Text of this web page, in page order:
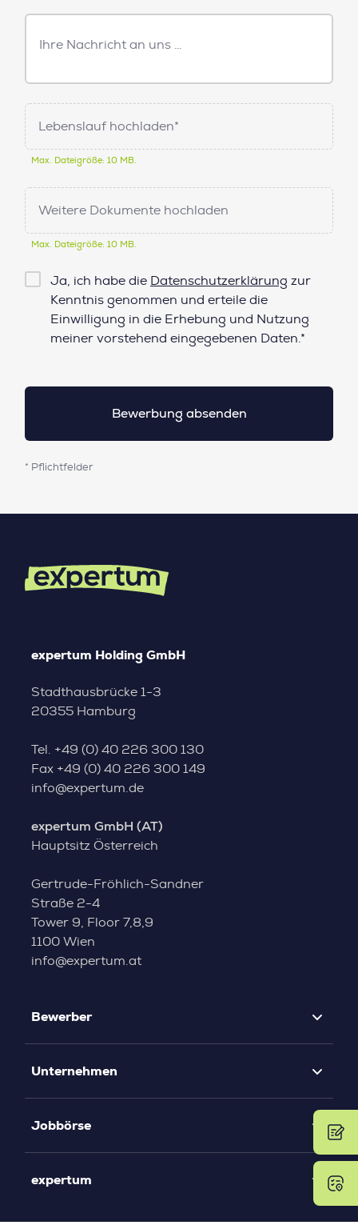
Freitext
Nachricht
Lebenslauf hochladen*
Max. Dateigröße: 10 MB.
Weitere Dokumente hochladen
Max. Dateigröße: 10 MB.
Checkbox
Datenschutz*
Ja, ich habe die Datenschutzerklärung zur
Kenntnis genommen und erteile die
Einwilligung in die Erhebung und Nutzung
meiner vorstehend eingegebenen Daten.*
* Pflichtfelder
expertum Holding GmbH
Stadthausbrücke 1-3
20355 Hamburg
Tel. +49 (0) 40 226 300 130
Fax +49 (0) 40 226 300 149
info@expertum.de
expertum GmbH (AT)
Hauptsitz Österreich
Gertrude-Fröhlich-Sandner
Straße 2-4
Tower 9, Floor 7,8,9
1100 Wien
info@expertum.at
Bewerber
Unternehmen
Jobbörse
expertum